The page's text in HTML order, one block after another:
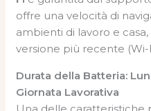
offre una velocità di
ambienti di lavoro e
versione più recente (Wi-
Durata della Batteria:
Giornata Lavorativa
Una delle caratteristiche